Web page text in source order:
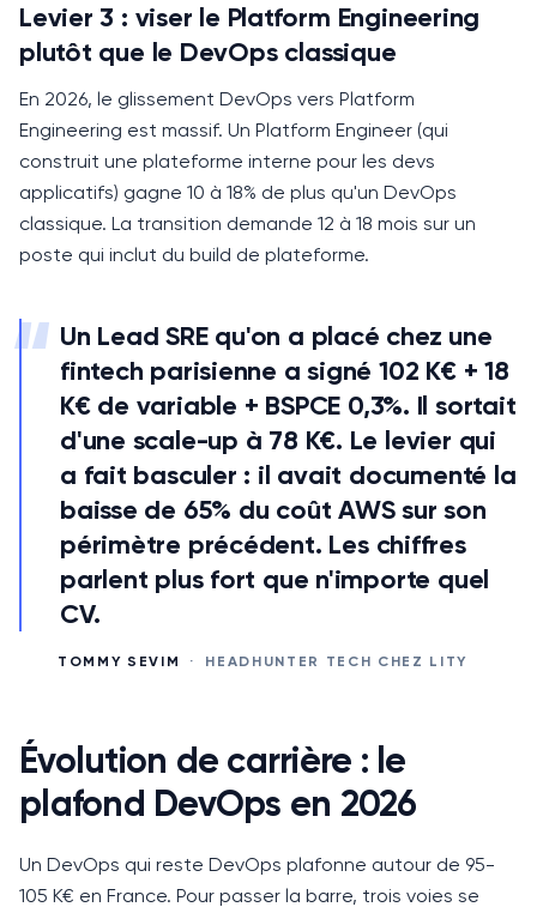
Levier 3 : viser le Platform Engineering
plutôt que le DevOps classique
En 2026, le glissement DevOps vers Platform
Engineering est massif. Un Platform Engineer (qui
construit une plateforme interne pour les devs
applicatifs) gagne 10 à 18% de plus qu'un DevOps
classique. La transition demande 12 à 18 mois sur un
poste qui inclut du build de plateforme.
“ Un Lead SRE qu'on a placé chez une
fintech parisienne a signé 102 K€ + 18
K€ de variable + BSPCE 0,3%. Il sortait
d'une scale-up à 78 K€. Le levier qui
a fait basculer : il avait documenté la
baisse de 65% du coût AWS sur son
périmètre précédent. Les chiffres
parlent plus fort que n'importe quel
CV.
TOMMY SEVIM · HEADHUNTER TECH CHEZ LITY
Évolution de carrière : le
plafond DevOps en 2026
Un DevOps qui reste DevOps plafonne autour de 95-
105 K€ en France. Pour passer la barre, trois voies se